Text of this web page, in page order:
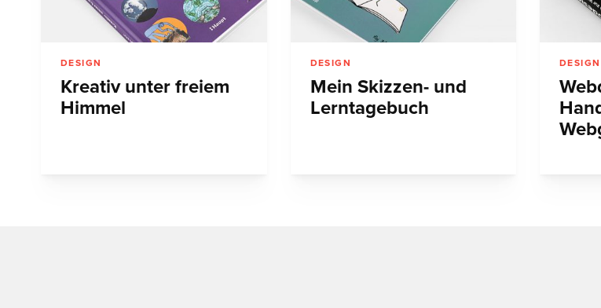
DESIGN
Kreativ unter freiem
Himmel
DESIGN
Mein Skizzen- und
Lerntagebuch
DESIGN